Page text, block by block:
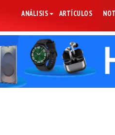
ANÁLISIS ARTÍCULOS